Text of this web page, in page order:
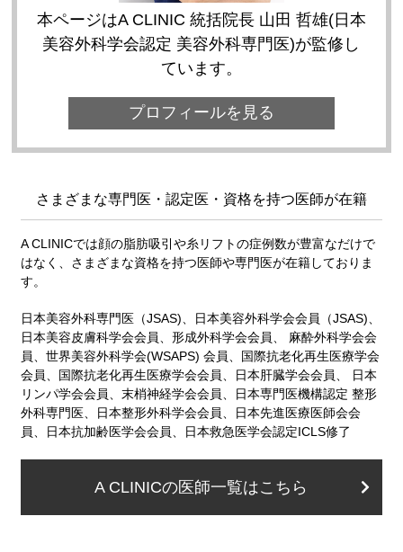
本ページはA CLINIC 統括院長 山田 哲雄(日本
美容外科学会認定 美容外科専門医)が監修し
ています。
プロフィールを見る
さまざまな専門医・認定医・資格を持つ医師が在籍
A CLINICでは顔の脂肪吸引や糸リフトの症例数が豊富なだけで
はなく、さまざまな資格を持つ医師や専門医が在籍しておりま
す。
日本美容外科専門医（JSAS)、日本美容外科学会会員（JSAS)、
日本美容皮膚科学会会員、形成外科学会会員、 麻酔外科学会会
員、世界美容外科学会(WSAPS) 会員、国際抗老化再生医療学会
会員、国際抗老化再生医療学会会員、日本肝臓学会会員、 日本
リンパ学会会員、末梢神経学会会員、日本専門医機構認定 整形
外科専門医、日本整形外科学会会員、日本先進医療医師会会
員、日本抗加齢医学会会員、日本救急医学会認定ICLS修了
A CLINICの医師一覧はこちら